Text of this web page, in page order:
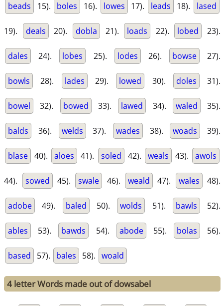
beads 15). boles 16). lowes 17). leads 18). lased
19). deals 20). dobla 21). loads 22). lobed 23).
dales 24). lobes 25). lodes 26). bowse 27).
bowls 28). lades 29). lowed 30). doles 31).
bowel 32). bowed 33). lawed 34). waled 35).
balds 36). welds 37). wades 38). woads 39).
blase 40). aloes 41). soled 42). weals 43). awols
44). sowed 45). swale 46). weald 47). wales 48).
adobe 49). baled 50). wolds 51). bawls 52).
ables 53). bawds 54). abode 55). bolas 56).
based 57). bales 58). woald
4 letter Words made out of dowsabel